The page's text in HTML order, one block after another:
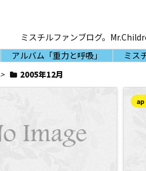
ミスチルファンブログ。
アルバム「重力と呼吸」 ミス
> 2005年12月